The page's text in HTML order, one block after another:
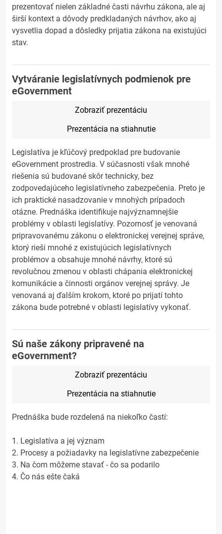
prezentovať nielen základné časti návrhu zákona, ale aj
širší kontext a dôvody predkladaných návrhov, ako aj
vysvetlia dopad a dôsledky prijatia zákona na existujúci
stav.
Vytváranie legislatívnych podmienok pre
eGovernment
Zobraziť prezentáciu
Prezentácia na stiahnutie
Legislatíva je kľúčový predpoklad pre budovanie
eGovernment prostredia. V súčasnosti však mnohé
riešenia sú budované skôr technicky, bez
zodpovedajúceho legislatívneho zabezpečenia. Preto je
ich praktické nasadzovanie v mnohých prípadoch
otázne. Prednáška identifikuje najvýznamnejšie
problémy v oblasti legislatívy. Pozornosť je venovaná
pripravovanému zákonu o elektronickej verejnej správe,
ktorý rieši mnohé z existujúcich legislatívnych
problémov a obsahuje mnohé návrhy, ktoré sú
revolučnou zmenou v oblasti chápania elektronickej
komunikácie a činnosti orgánov verejnej správy. Je
venovaná aj ďalším krokom, ktoré po prijatí tohto
zákona bude potrebné v oblasti legislatívy vykonať.
Sú naše zákony pripravené na
eGovernment?
Zobraziť prezentáciu
Prezentácia na stiahnutie
Prednáška bude rozdelená na niekoľko častí:
1. Legislatíva a jej význam
2. Procesy a požiadavky na legislatívne zabezpečenie
3. Na čom môžeme stavať - čo sa podarilo
4. Čo nás ešte čaká